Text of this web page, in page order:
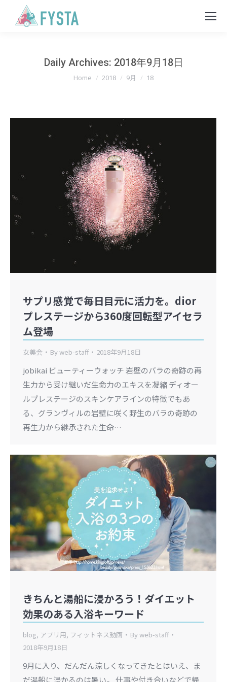
Daily Archives: 2018年9月18日
You are here:
Home 2018 9月 18
サプリ感覚で毎日目元に活力を。dior
プレステージから360度回転型アイセラ
ム登場
女美会 Byweb-staff 2018年9月18日
jobikai ビューティーウォッチ 岩壁のバラの奇跡の再
生力から受け継いだ生命力のエキスを凝縮 ディオー
ルプレステージのスキンケアラインの特徴でもあ
る、グランヴィルの岩壁に咲く野生のバラの奇跡の
再生力から継承された生命…
きちんと湯船に浸かろう！ダイエット
効果のある入浴キーワード
blog, アプリ用, フィットネス動画 Byweb-staff
2018年9月18日
9月に入り、だんだん涼しくなってきたとはいえ、ま
だ湯船に浸かるのは暑い。 仕事や付き合いなどで帰